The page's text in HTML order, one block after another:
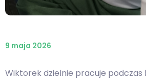
9 maja 2026
Wiktorek dzielnie pracuje podczas